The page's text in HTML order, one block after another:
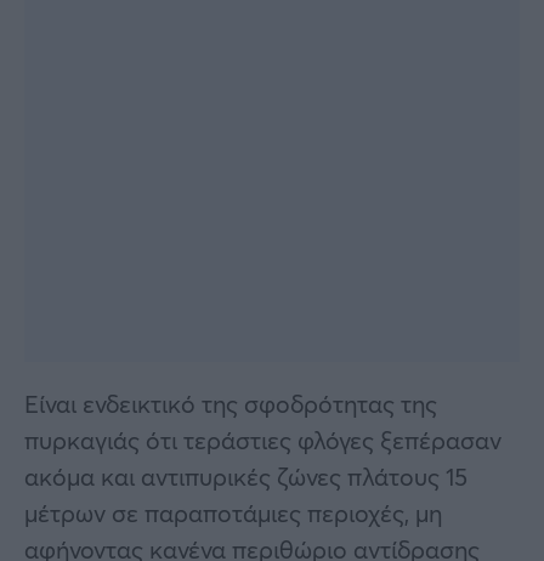
Είναι ενδεικτικό της σφοδρότητας της
πυρκαγιάς ότι τεράστιες φλόγες ξεπέρασαν
ακόμα και αντιπυρικές ζώνες πλάτους 15
μέτρων σε παραποτάμιες περιοχές, μη
αφήνοντας κανένα περιθώριο αντίδρασης